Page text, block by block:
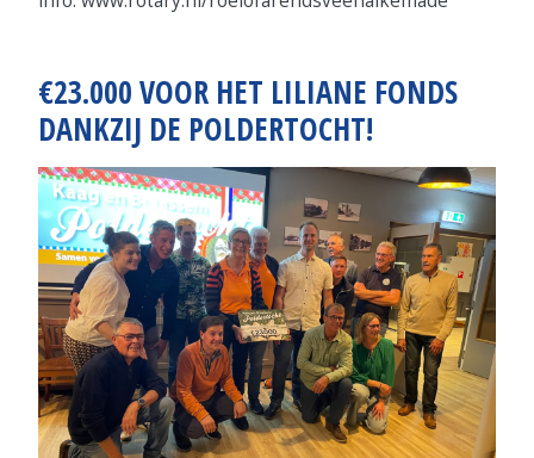
€23.000 VOOR HET LILIANE FONDS
DANKZIJ DE POLDERTOCHT!